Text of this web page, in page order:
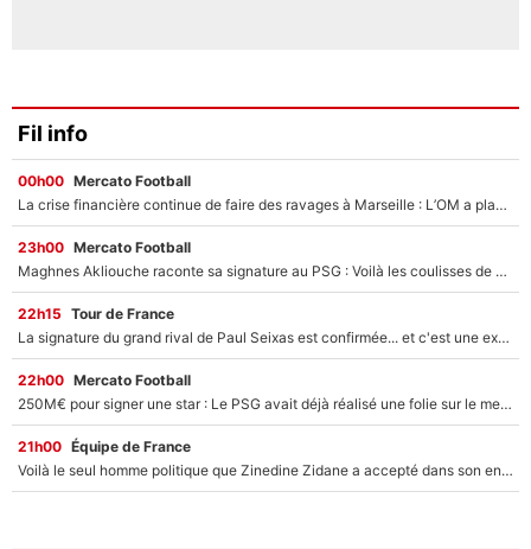
Fil info
00h00 Mercato Football
La crise financière continue de faire des ravages à Marseille : L’OM a placé 12 joueurs sur le marché des transferts… et ça pourrait lui rapporter près de 100M€ !
23h00 Mercato Football
Maghnes Akliouche raconte sa signature au PSG : Voilà les coulisses de son transfert de rêve à 50M€
22h15 Tour de France
La signature du grand rival de Paul Seixas est confirmée... et c'est une excellente nouvelle pour l'équipe Decathlon-CMA CGM !
22h00 Mercato Football
250M€ pour signer une star : Le PSG avait déjà réalisé une folie sur le mercato bien avant Neymar !
21h00 Équipe de France
Voilà le seul homme politique que Zinedine Zidane a accepté dans son entourage : «Je garde un très bon souvenir de lui»